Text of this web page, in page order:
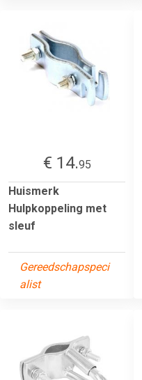
€ 14.95
Huismerk
Hulpkoppeling met
sleuf
Gereedschapspeci
alist